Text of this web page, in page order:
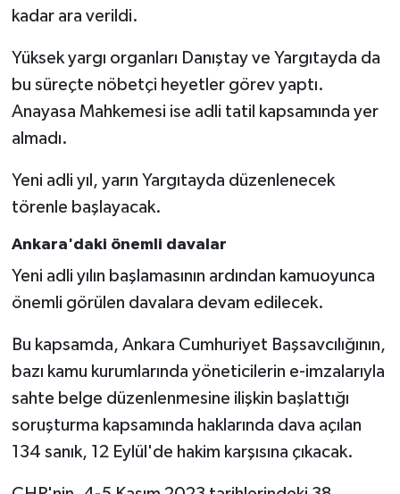
kadar ara verildi.
Yüksek yargı organları Danıştay ve Yargıtayda da
bu süreçte nöbetçi heyetler görev yaptı.
Anayasa Mahkemesi ise adli tatil kapsamında yer
almadı.
Yeni adli yıl, yarın Yargıtayda düzenlenecek
törenle başlayacak.
Ankara'daki önemli davalar
Yeni adli yılın başlamasının ardından kamuoyunca
önemli görülen davalara devam edilecek.
Bu kapsamda, Ankara Cumhuriyet Başsavcılığının,
bazı kamu kurumlarında yöneticilerin e-imzalarıyla
sahte belge düzenlenmesine ilişkin başlattığı
soruşturma kapsamında haklarında dava açılan
134 sanık, 12 Eylül'de hakim karşısına çıkacak.